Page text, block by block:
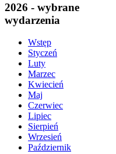
2026 - wybrane
wydarzenia
Wstęp
Styczeń
Luty
Marzec
Kwiecień
Maj
Czerwiec
Lipiec
Sierpień
Wrzesień
Październik